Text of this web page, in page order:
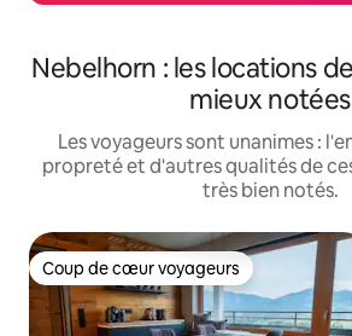
Nebelhorn : les locations
mieux notées
Les voyageurs sont unanimes :
propreté et d'autres qualités de
très bien notés.
Coup de cœur voyageurs
Coup de cœur voyageurs